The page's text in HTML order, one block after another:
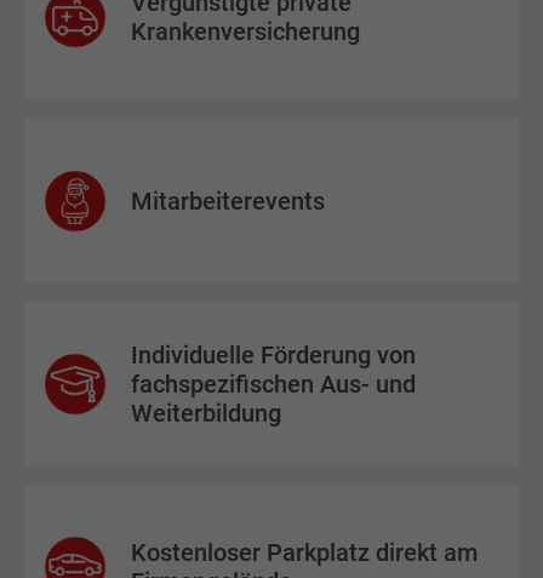
Krankenversicherung
Mitarbeiterevents
Individuelle Förderung von
fachspezifischen Aus- und
Weiterbildung
Kostenloser Parkplatz direkt am